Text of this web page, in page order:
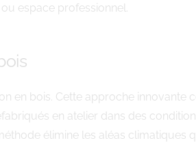
espace professionnel.
en bois. Cette approche innovante
en atelier dans des
élimine les aléas climatiques